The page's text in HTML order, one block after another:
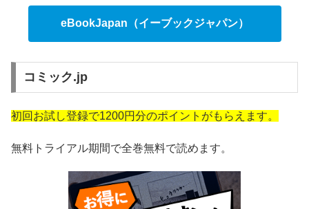
eBookJapan（イーブックジャパン）
コミック.jp
初回お試し登録で1200円分のポイントがもらえます。
無料トライアル期間で全巻無料で読めます。